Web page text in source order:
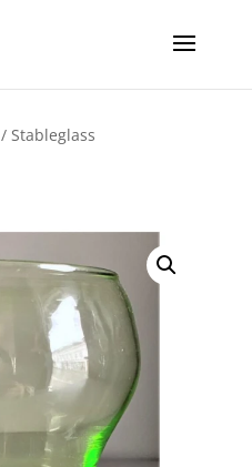
/ Stableglass